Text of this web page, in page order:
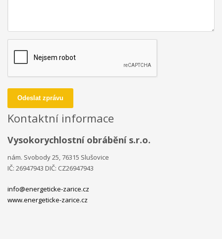
Odeslat zprávu
Kontaktní informace
Vysokorychlostní obrábění s.r.o.
nám. Svobody 25, 76315 Slušovice
IČ: 26947943 DIČ: CZ26947943
info@energeticke-zarice.cz
www.energeticke-zarice.cz